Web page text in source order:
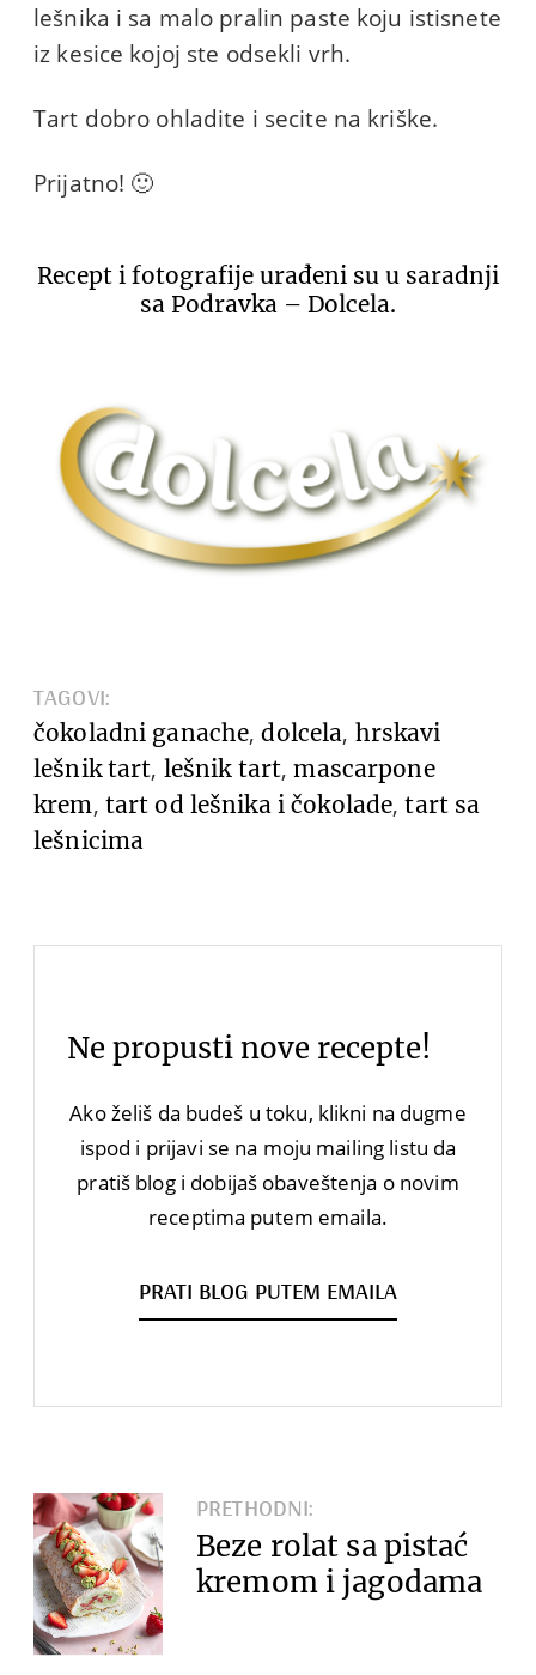
lešnika i sa malo pralin paste koju istisnete
iz kesice kojoj ste odsekli vrh.
Tart dobro ohladite i secite na kriške.
Prijatno! 🙂
Recept i fotografije urađeni su u saradnji
sa Podravka – Dolcela.
TAGOVI:
čokoladni ganache,dolcela, hrskavi
lešnik tart, lešnik tart,mascarpone
krem, tart od lešnika i čokolade,tart sa
lešnicima
Ne propusti nove recepte!
Ako želiš da budeš u toku, klikni na dugme
ispod i prijavi se na moju mailing listu da
pratiš blog i dobijaš obaveštenja o novim
receptima putem emaila.
PRATI BLOG PUTEM EMAILA
PRETHODNI:
Beze rolat sa pistać
kremom i jagodama